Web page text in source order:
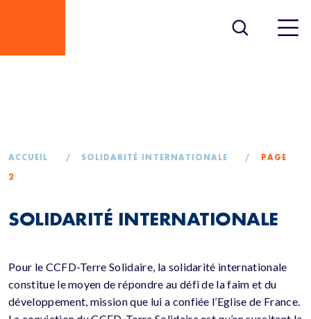
INTERNATIONALE
ACCUEIL / SOLIDARITÉ INTERNATIONALE /
PAGE
2
SOLIDARITÉ INTERNATIONALE
Pour le CCFD-Terre Solidaire, la solidarité internationale
constitue le moyen de répondre au défi de la faim et du
développement, mission que lui a confiée l’Eglise de France.